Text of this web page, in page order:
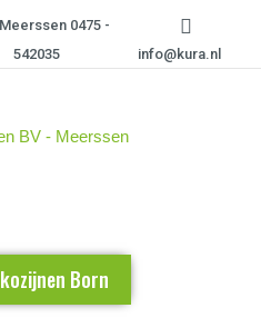
Meerssen 0475 -
542035
info@kura.nl
Born